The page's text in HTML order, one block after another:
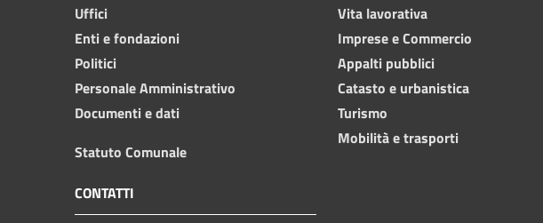
Uffici
Enti e fondazioni
Politici
Personale Amministrativo
Documenti e dati
Statuto Comunale
Vita lavorativa
Imprese e Commercio
Appalti pubblici
Catasto e urbanistica
Turismo
Mobilità e trasporti
CONTATTI